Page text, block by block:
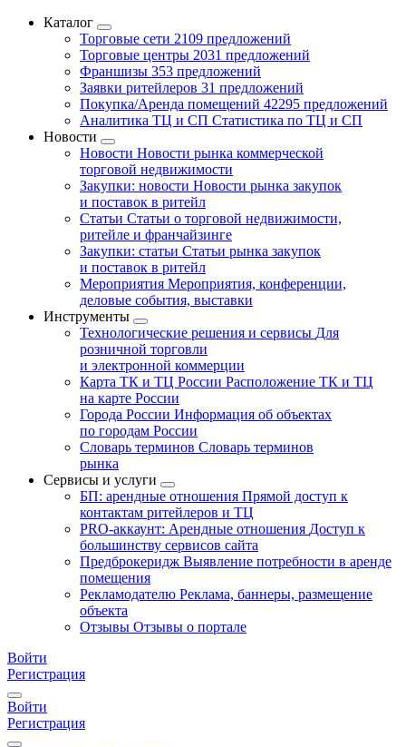
Каталог
Торговые сети 2109 предложений
Торговые центры 2031 предложений
Франшизы 353 предложений
Заявки ритейлеров 31 предложений
Покупка/Аренда помещений 42295 предложений
Аналитика ТЦ и СП Статистика по ТЦ и СП
Новости
Новости Новости рынка коммерческой
торговой недвижимости
Закупки: новости Новости рынка закупок
и поставок в ритейл
Статьи Статьи о торговой недвижимости,
ритейле и франчайзинге
Закупки: статьи Статьи рынка закупок
и поставок в ритейл
Мероприятия Мероприятия, конференции,
деловые события, выставки
Инструменты
Технологические решения и сервисы Для
розничной торговли
и электронной коммерции
Карта ТК и ТЦ России Расположение ТК и ТЦ
на карте России
Города России Информация об объектах
по городам России
Словарь терминов Словарь терминов
рынка
Сервисы и услуги
БП: арендные отношения Прямой доступ к
контактам ритейлеров и ТЦ
PRO-аккаунт: Арендные отношения Доступ к
большинству сервисов сайта
Предброкеридж Выявление потребности в аренде
помещения
Рекламодателю Реклама, баннеры, размещение
объекта
Отзывы Отзывы о портале
Войти
Регистрация
Войти
Регистрация